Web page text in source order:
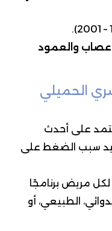
والعمود
الحميلي
على أحدث
سبب الضغط على
مريض برنامجًا
الطبيعي، أو